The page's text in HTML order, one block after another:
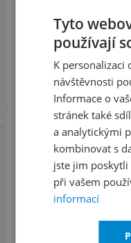
Sledujte
Informace
Tyto
používají
K personalizaci
návštěvnosti
Informace o
stránek také
a analytickými
kombinovat s
jste jim
při vašem
informací